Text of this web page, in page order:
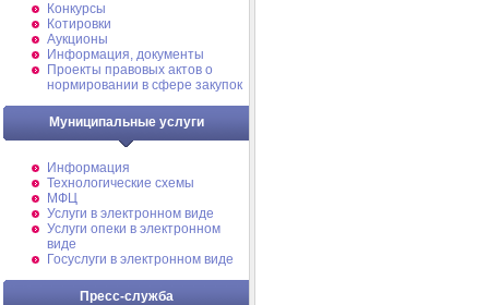
Конкурсы
Котировки
Аукционы
Информация, документы
Проекты правовых актов о
нормировании в сфере закупок
Муниципальные услуги
Информация
Технологические схемы
МФЦ
Услуги в электронном виде
Услуги опеки в электронном
виде
Госуслуги в электронном виде
Пресс-служба